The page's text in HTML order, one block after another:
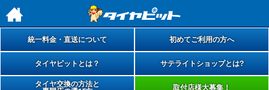
h
統一料金・直送について 初めてご利用の方へ
タイヤピットとは？ サテライトショップとは?
タイヤ交換の方法と
取付店様大募集！